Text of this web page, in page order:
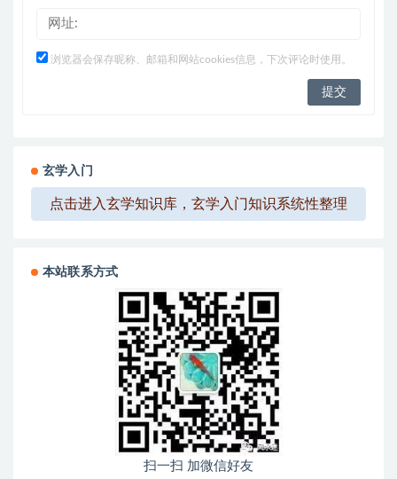
浏览器会保存昵称、邮箱和网站cookies信息，下次评论时使用。
玄学入门
点击进入玄学知识库，玄学入门知识系统性整理
本站联系方式
扫一扫 加微信好友